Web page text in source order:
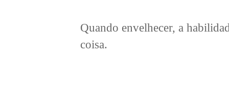
Quando envelhecer, a
coisa.